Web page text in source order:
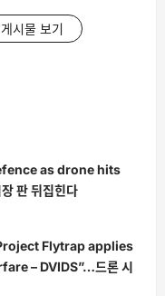
시물 보기
as drone hits
판 뒤집힌다
Flytrap applies
– DVIDS”…드론 시